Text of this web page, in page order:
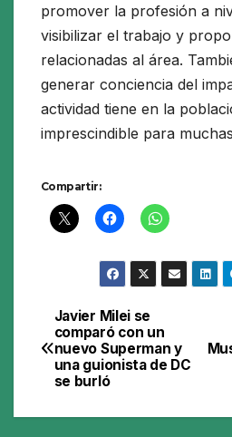
promover la profesión a
visibilizar el trabajo y
relacionadas al área.
generar conciencia del
actividad tiene en la
imprescindible para
Compartir:
Navegación
de
Javier Milei se
comparó con un
nuevo Superman y
una guionista de DC
se burló